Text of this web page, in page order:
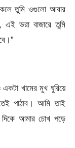
তুমি ওগুলো আবার
এই ভরা বাজারে তুমি
খামের মুখ ঘুরিয়ে
পাঠাব। আমি তাই
দিকে আমার চোখ পড়ে